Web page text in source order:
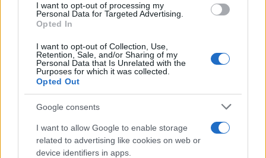
I want to opt-out of processing my
Personal Data for Targeted Advertising.
Opted In
I want to opt-out of Collection, Use,
Retention, Sale, and/or Sharing of my
Personal Data that Is Unrelated with the
Purposes for which it was collected.
Opted Out
Google consents
I want to allow Google to enable storage
related to advertising like cookies on web or
device identifiers in apps.
F
a
ce
b
o
o
k
T
w
it
te
r
Pi
n
te
re
st
W
h
at
s
A
p
p
S
h
a
re
Articolo precedente
NOTIZIE RECENTI